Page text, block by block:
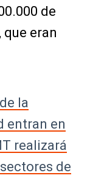
de
eran
la
entran en
realizará
de